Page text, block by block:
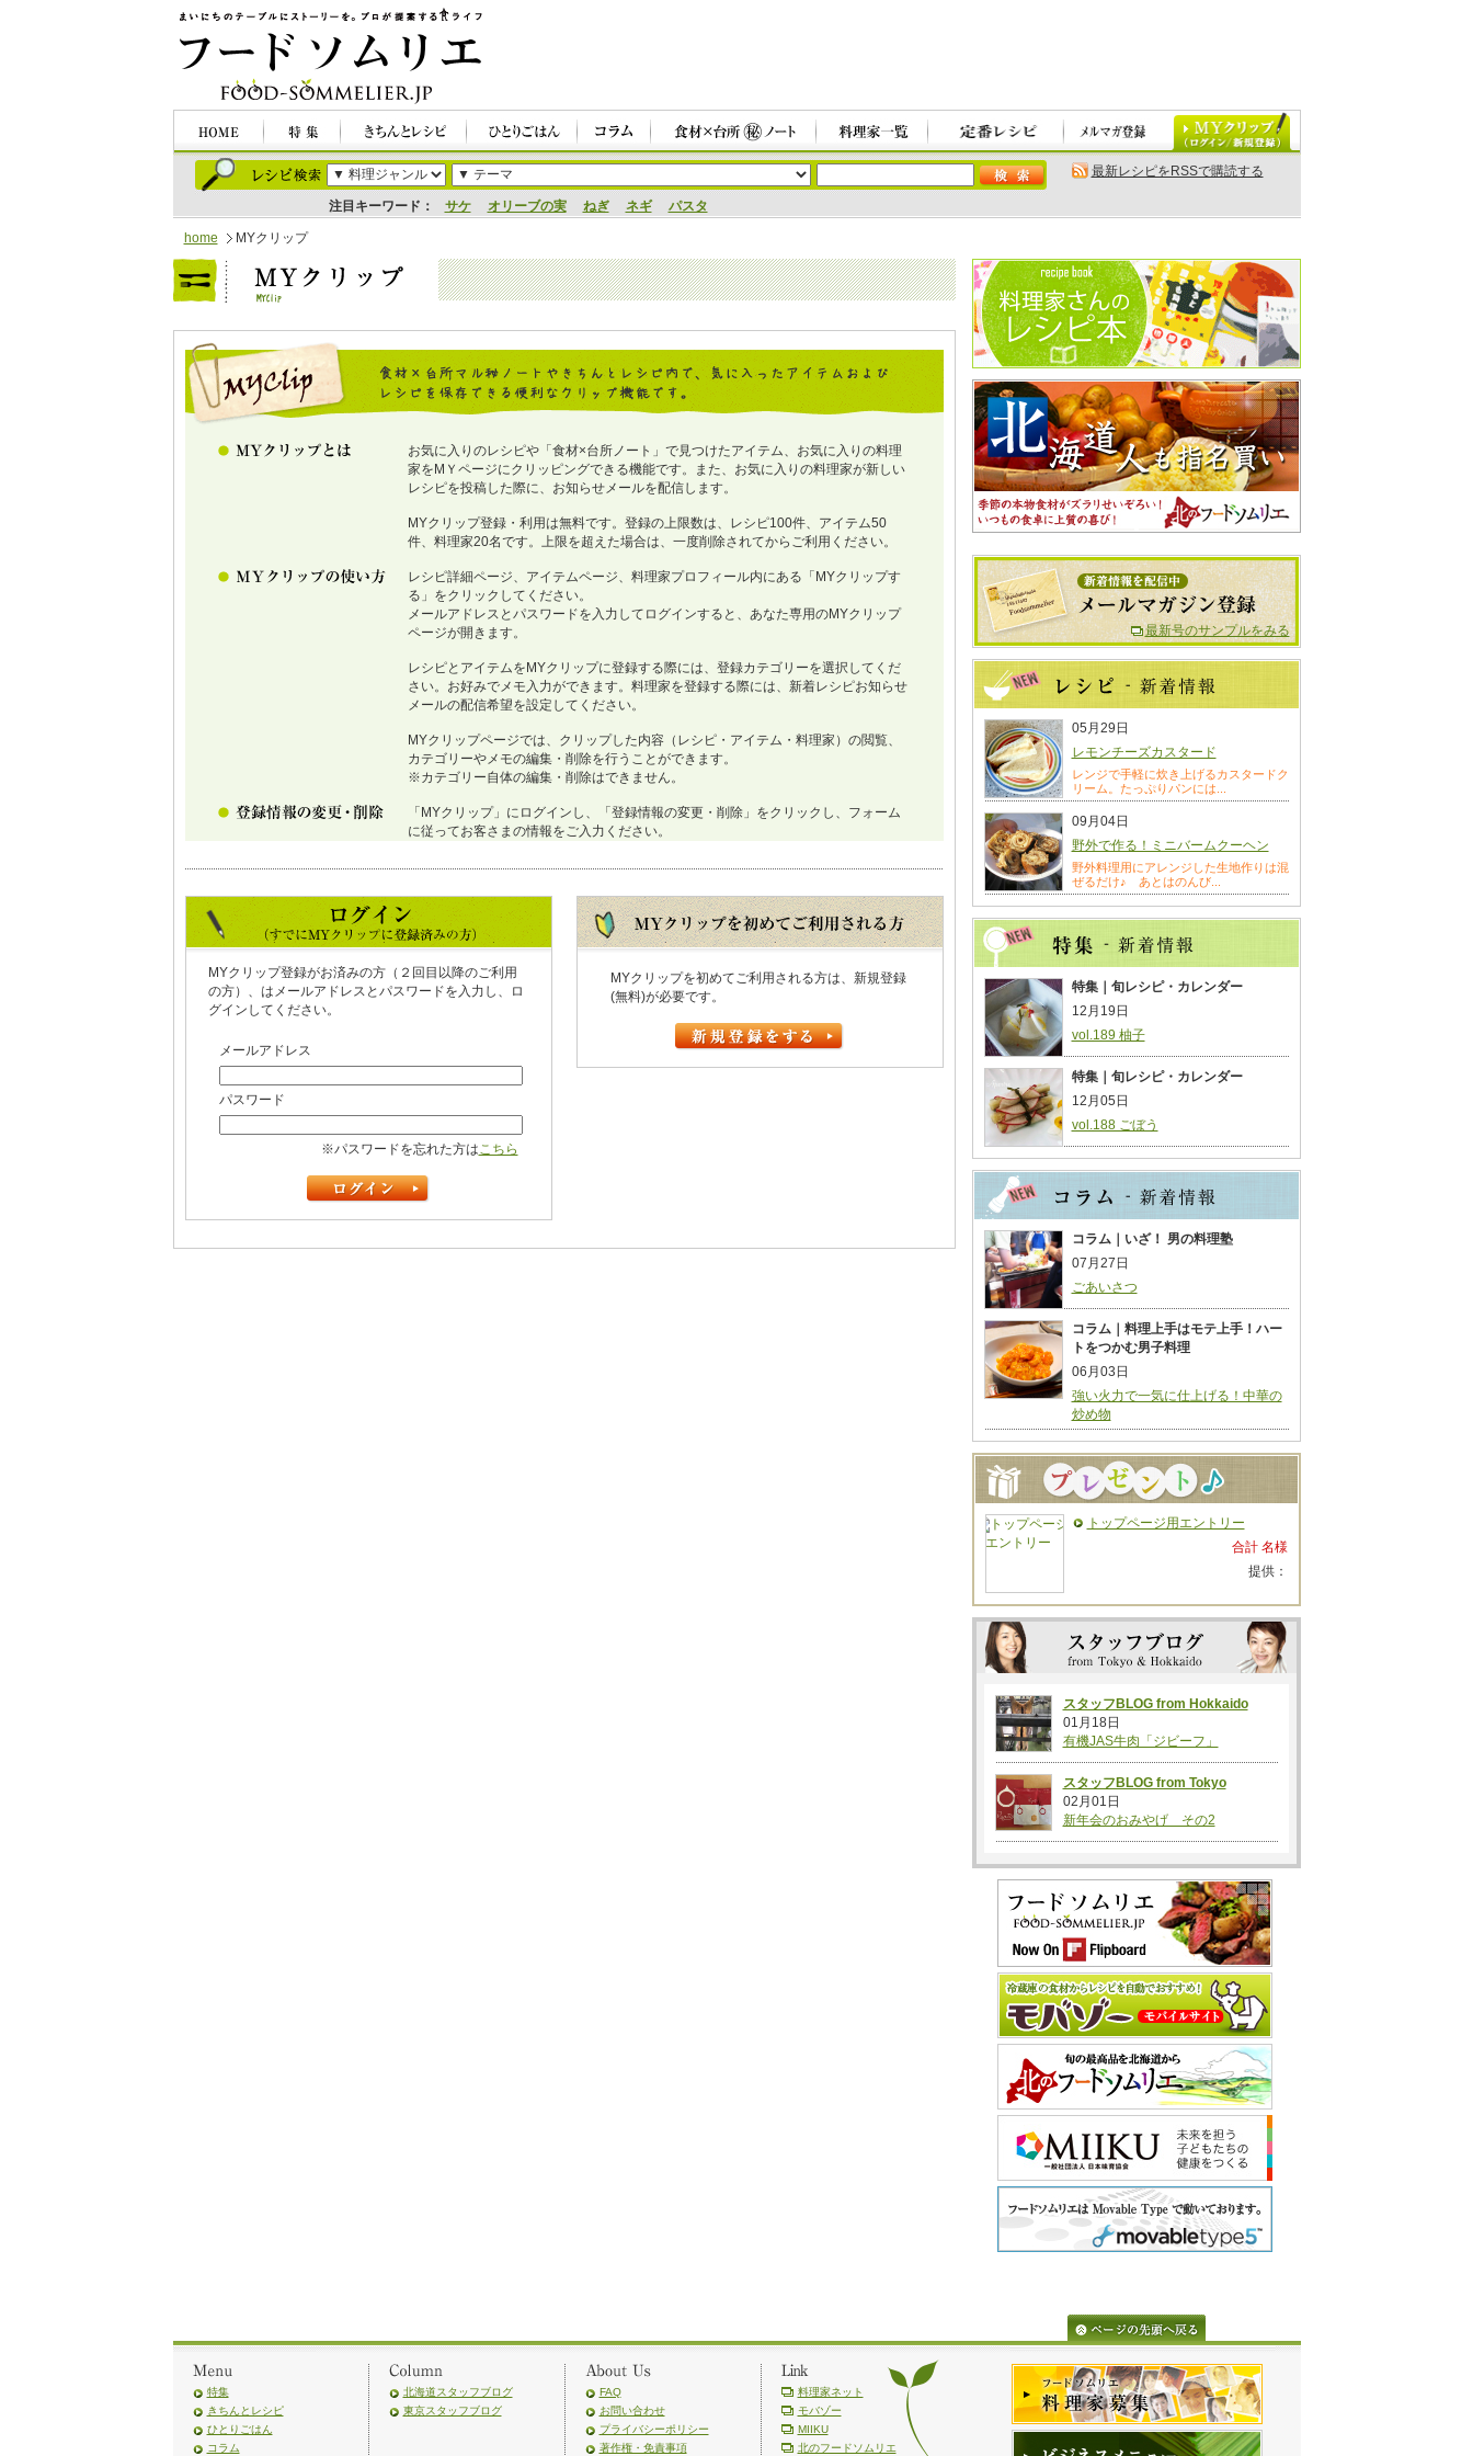
注目キーワード： サケ オリーブの実 ねぎ ネギ パスタ
最新レシピをRSSで購読する
home MYクリップ
お気に入りのレシピや「食材×台所ノート」で見つけたアイテム、お気に入りの料理
家をMＹページにクリッピングできる機能です。また、お気に入りの料理家が新しい
レシピを投稿した際に、お知らせメールを配信します。
MYクリップ登録・利用は無料です。登録の上限数は、レシピ100件、アイテム50
件、料理家20名です。上限を超えた場合は、一度削除されてからご利用ください。
レシピ詳細ページ、アイテムページ、料理家プロフィール内にある「MYクリップす
る」をクリックしてください。
メールアドレスとパスワードを入力してログインすると、あなた専用のMYクリップ
ページが開きます。
レシピとアイテムをMYクリップに登録する際には、登録カテゴリーを選択してくだ
さい。お好みでメモ入力ができます。料理家を登録する際には、新着レシピお知らせ
メールの配信希望を設定してください。
MYクリップページでは、クリップした内容（レシピ・アイテム・料理家）の閲覧、
カテゴリーやメモの編集・削除を行うことができます。
※カテゴリー自体の編集・削除はできません。
「MYクリップ」にログインし、「登録情報の変更・削除」をクリックし、フォーム
に従ってお客さまの情報をご入力ください。
MYクリップ登録がお済みの方（２回目以降のご利用
の方）、はメールアドレスとパスワードを入力し、ロ
グインしてください。
メールアドレス
パスワード
※パスワードを忘れた方はこちら
MYクリップを初めてご利用される方は、新規登録
(無料)が必要です。
最新号のサンプルをみる
05月29日
レモンチーズカスタード
レンジで手軽に炊き上げるカスタードク
リーム。たっぷりパンには...
09月04日
野外で作る！ミニバームクーヘン
野外料理用にアレンジした生地作りは混
ぜるだけ♪ あとはのんび...
特集｜旬レシピ・カレンダー
12月19日
vol.189 柚子
特集｜旬レシピ・カレンダー
12月05日
vol.188 ごぼう
コラム｜いざ！ 男の料理塾
07月27日
ごあいさつ
コラム｜料理上手はモテ上手！ハー
トをつかむ男子料理
06月03日
強い火力で一気に仕上げる！中華の
炒め物
トップページ用エントリー
合計 名様
提供：
スタッフBLOG from Hokkaido
01月18日
有機JAS牛肉「ジビーフ」
スタッフBLOG from Tokyo
02月01日
新年会のおみやげ その2
特集
きちんとレシピ
ひとりごはん
コラム
北海道スタッフブログ
東京スタッフブログ
FAQ
お問い合わせ
プライバシーポリシー
著作権・免責事項
料理家ネット
モバゾー
MIIKU
北のフードソムリエ